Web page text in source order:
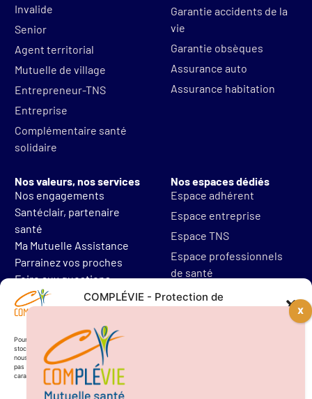
COMPLÉVIE - Protection de
Pour offrir les meilleures expériences, nous utilisons des technologies telles que les cookies pour
stocker et/ou accéder aux informations des appareils. Le fait de consentir à ces technologies
nous permettra de traiter des données telles que le comportement de navigation. Le fait de ne
pas consentir ou de retirer son consentement peut avoir un effet négatif sur certaines
caractéristiques et fonctions.
Invalide
Senior
Agent territorial
Mutuelle de village
Entrepreneur-TNS
Entreprise
Complémentaire santé
solidaire
Garantie accidents de la
vie
Garantie obsèques
Assurance auto
Assurance habitation
Nos valeurs, nos services
Nos engagements
Santéclair, partenaire
santé
Ma Mutuelle Assistance
Parrainez vos proches
Foire aux questions
Nos espaces dédiés
Espace adhérent
Espace entreprise
Espace TNS
Espace professionnels
de santé
Mentions légales
Protections des données